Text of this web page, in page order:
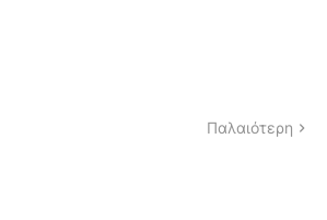
Παλαιότερη